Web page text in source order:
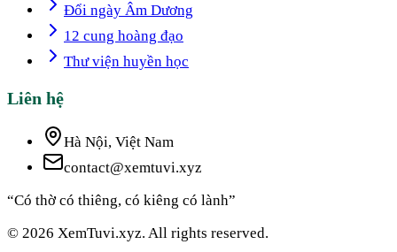
Đổi ngày Âm Dương
12 cung hoàng đạo
Thư viện huyền học
Liên hệ
Hà Nội, Việt Nam
contact@xemtuvi.xyz
“Có thờ có thiêng, có kiêng có lành”
© 2026 XemTuvi.xyz. All rights reserved.